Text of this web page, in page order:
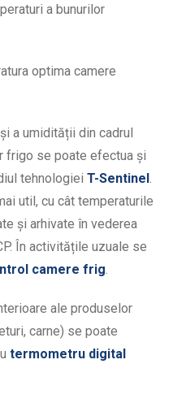
a bunurilor
a umidității din cadrul
frigo se poate efectua și
tehnologiei T-Sentinel
util, cu cât temperaturile
și arhivate în vederea
În activitățile uzuale se
camere frig
ale produselor
carne) se poate
termometru digital